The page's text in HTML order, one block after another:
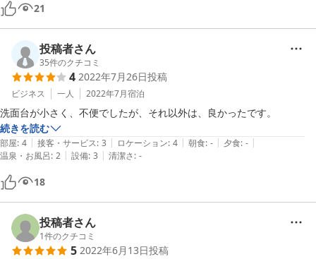
21
投稿者さん
35件のクチコミ
4 2022年7月26日投稿
ビジネス 一人 2022年7月宿泊
洗面台が小さく、不便でしたが、それ以外は、良かったです。
続きを読む
部屋: 4 | 接客・サービス: 3 | ロケーション: 4 | 朝食: - | 夕食: - |
温泉・お風呂: 2 | 設備: 3 | 清潔さ: -
18
投稿者さん
1件のクチコミ
5 2022年6月13日投稿